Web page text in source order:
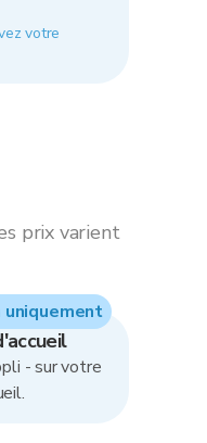
votre
prix varient
- sur votre